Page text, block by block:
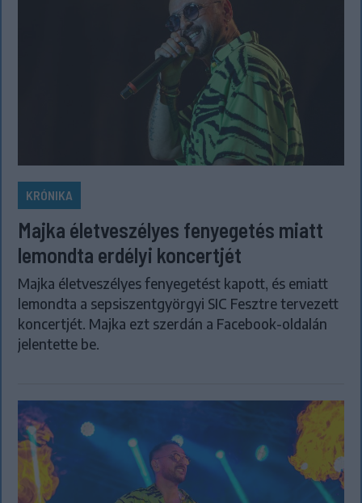
KRÓNIKA
Majka életveszélyes fenyegetés miatt
lemondta erdélyi koncertjét
Majka életveszélyes fenyegetést kapott, és emiatt
lemondta a sepsiszentgyörgyi SIC Fesztre tervezett
koncertjét. Majka ezt szerdán a Facebook-oldalán
jelentette be.